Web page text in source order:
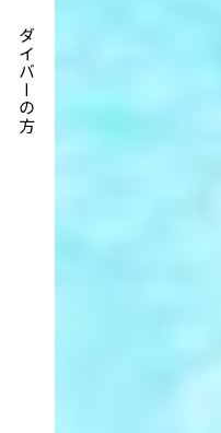
ダイバーの方